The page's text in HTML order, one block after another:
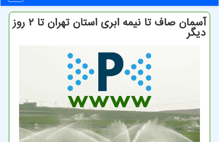
آسمان صاف تا نیمه ابری استان تهران تا ۲ روز
دیگر